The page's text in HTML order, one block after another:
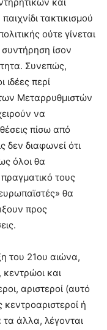
τακτικισμού
ούτε γίνεται
ίσον
Συνεπώς,
ιδέες περί
Μεταρρυθμιστών
να
πίσω από
δεν διαφωνεί ότι
όλοι θα
τους
θα
προς
του 21ου αιώνα,
κεντρώοι και
αριστεροί (αυτό
ή
τα άλλα, λέγονται